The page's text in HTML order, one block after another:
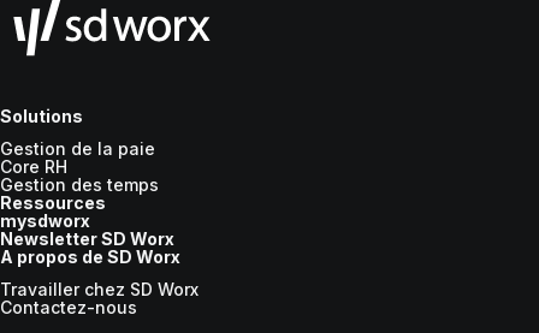
moyens de la renforcer.
Solutions
Gestion de la paie
Core RH
Gestion des temps
Ressources
mysdworx
Newsletter SD Worx
A propos de SD Worx
Travailler chez SD Worx
Contactez-nous